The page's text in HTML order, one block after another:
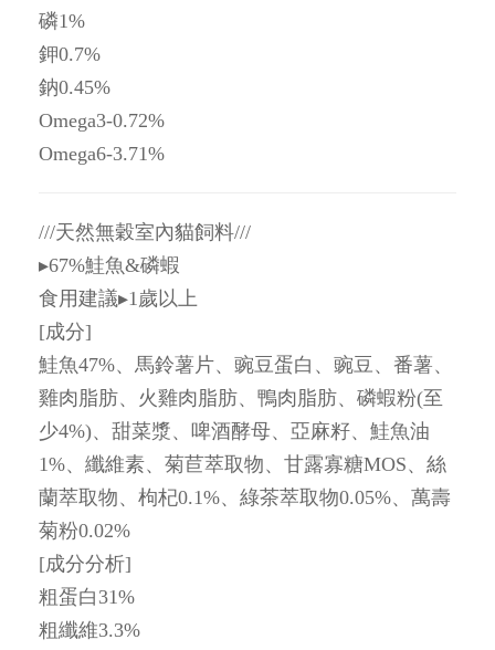
磷1%
鉀0.7%
鈉0.45%
Omega3-0.72%
Omega6-3.71%
///天然無穀室內貓飼料///
▸67%鮭魚&磷蝦
食用建議▸1歲以上
[成分]
鮭魚47%、馬鈴薯片、豌豆蛋白、豌豆、番薯、
雞肉脂肪、火雞肉脂肪、鴨肉脂肪、磷蝦粉(至
少4%)、甜菜漿、啤酒酵母、亞麻籽、鮭魚油
1%、纖維素、菊苣萃取物、甘露寡糖MOS、絲
蘭萃取物、枸杞0.1%、綠茶萃取物0.05%、萬壽
菊粉0.02%
[成分分析]
粗蛋白31%
粗纖維3.3%